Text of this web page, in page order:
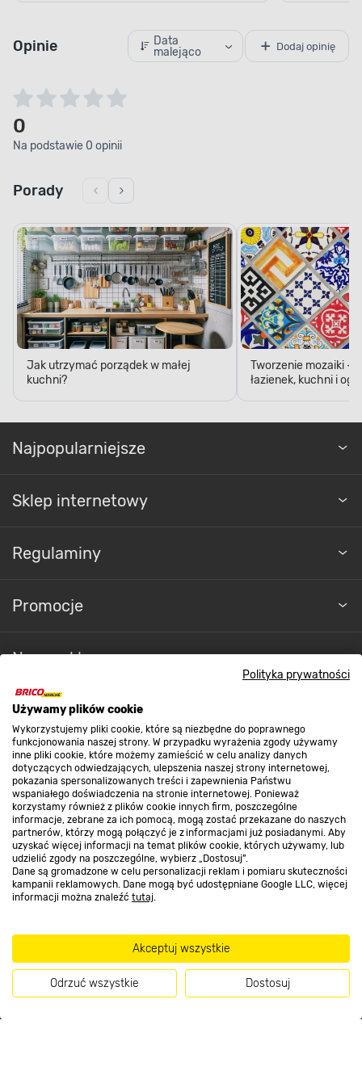
Polityka prywatności
Używamy plików cookie
Wykorzystujemy pliki cookie, które są niezbędne do poprawnego
funkcjonowania naszej strony. W przypadku wyrażenia zgody używamy
inne pliki cookie, które możemy zamieścić w celu analizy danych
dotyczących odwiedzających, ulepszenia naszej strony internetowej,
pokazania spersonalizowanych treści i zapewnienia Państwu
wspaniałego doświadczenia na stronie internetowej. Ponieważ
korzystamy również z plików cookie innych firm, poszczególne
informacje, zebrane za ich pomocą, mogą zostać przekazane do naszych
partnerów, którzy mogą połączyć je z informacjami już posiadanymi. Aby
uzyskać więcej informacji na temat plików cookie, których używamy, lub
udzielić zgody na poszczególne, wybierz „Dostosuj”.
Dane są gromadzone w celu personalizacji reklam i pomiaru skuteczności
kampanii reklamowych. Dane mogą być udostępniane Google LLC, więcej
informacji można znaleźć tutaj.
Akceptuj wszystkie
Odrzuć wszystkie Dostosuj
Opinie
Data
malejąco
Dodaj opinię
0
Na podstawie 0 opinii
Porady
Jak utrzymać porządek w małej
kuchni?
Tworzenie mozaiki -
łazienek, kuchni i
Najpopularniejsze
Sklep internetowy
Regulaminy
Promocje
Nasze sklepy
O nas
Kontakt do sklepu
Strefa biznesu
Dołącz do nas
Metody płatności